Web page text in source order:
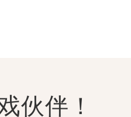
伙伴！